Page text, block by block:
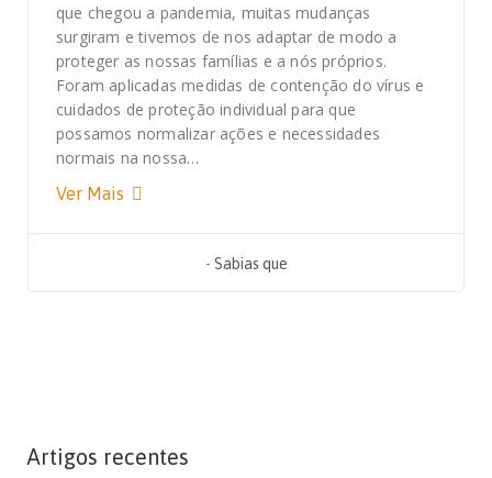
que chegou a pandemia, muitas mudanças
surgiram e tivemos de nos adaptar de modo a
proteger as nossas famílias e a nós próprios.
Foram aplicadas medidas de contenção do vírus e
cuidados de proteção individual para que
possamos normalizar ações e necessidades
normais na nossa…
Ver Mais
- Sabias que
Artigos recentes